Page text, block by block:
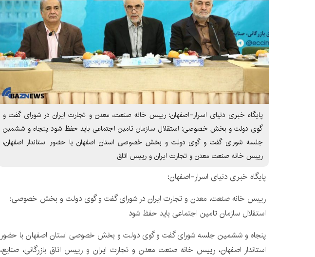
پایگاه خبری دنیای اسرار-اصفهان: رییس خانه صنعت، معدن و تجارت ایران در شورای گفت و
گوی دولت و بخش خصوصی: استقلال سازمان تامین اجتماعی باید حفظ شود پنجاه و ششمین
جلسه شورای گفت و گوی دولت و بخش خصوصی استان اصفهان با حضور استاندار اصفهان،
رییس خانه صنعت معدن و تجارت ایران و رییس اتاق
پایگاه خبری دنیای اسرار-اصفهان:
رییس خانه صنعت، معدن و تجارت ایران در شورای گفت و گوی دولت و بخش خصوصی:
استقلال سازمان تامین اجتماعی باید حفظ شود
پنجاه و ششمین جلسه شورای گفت و گوی دولت و بخش خصوصی استان اصفهان با حضور
استاندار اصفهان، رییس خانه صنعت معدن و تجارت ایران و رییس اتاق بازرگانی، صنایع،